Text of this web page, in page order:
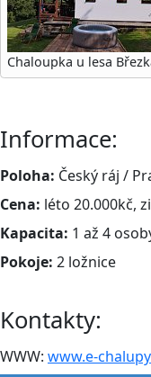
Chaloupka u lesa
Informace:
Poloha: Český ráj /
Cena: léto 20.000kč,
Kapacita: 1 až 4
Pokoje: 2 ložnice
Kontakty:
WWW: www.e-